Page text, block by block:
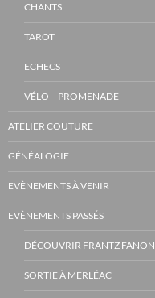
CHANTS
TAROT
ECHECS
VÉLO – PROMENADE
ATELIER COUTURE
GÉNÉALOGIE
EVÈNEMENTS À VENIR
EVÈNEMENTS PASSÉS
DÉCOUVRIR FRANTZ FANON
SORTIE À MERLÉAC